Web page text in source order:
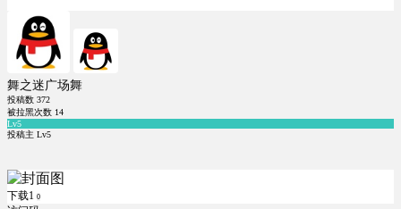
舞之迷广场舞
投稿数 372
被拉黑次数 14
Lv5
投稿主 Lv5
下载1 0